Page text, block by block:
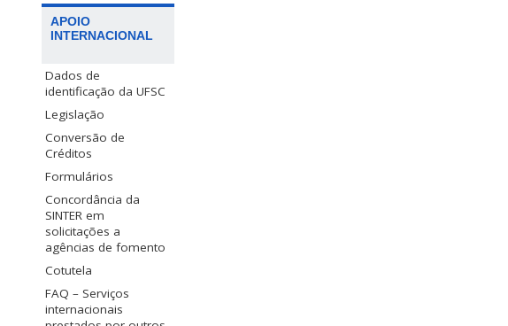
APOIO
INTERNACIONAL
Dados de
identificação da UFSC
Legislação
Conversão de
Créditos
Formulários
Concordância da
SINTER em
solicitações a
agências de fomento
Cotutela
FAQ – Serviços
internacionais